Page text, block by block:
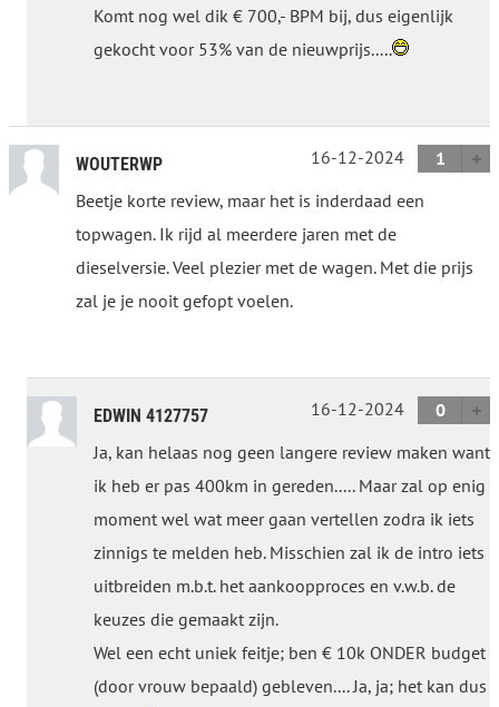
Komt nog wel dik € 700,- BPM bij, dus eigenlijk
gekocht voor 53% van de nieuwprijs.....
WOUTERWP 16-12-2024
1
Beetje korte review, maar het is inderdaad een
topwagen. Ik rijd al meerdere jaren met de
dieselversie. Veel plezier met de wagen. Met die prijs
zal je je nooit gefopt voelen.
EDWIN 4127757 16-12-2024
0
Ja, kan helaas nog geen langere review maken want
ik heb er pas 400km in gereden..... Maar zal op enig
moment wel wat meer gaan vertellen zodra ik iets
zinnigs te melden heb. Misschien zal ik de intro iets
uitbreiden m.b.t. het aankoopproces en v.w.b. de
keuzes die gemaakt zijn.
Wel een echt uniek feitje; ben € 10k ONDER budget
(door vrouw bepaald) gebleven.... Ja, ja; het kan dus